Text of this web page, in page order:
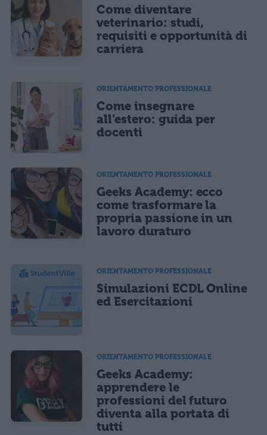
Come diventare
veterinario: studi,
requisiti e opportunità di
carriera
ORIENTAMENTO PROFESSIONALE
Come insegnare
all’estero: guida per
docenti
ORIENTAMENTO PROFESSIONALE
Geeks Academy: ecco
come trasformare la
propria passione in un
lavoro duraturo
ORIENTAMENTO PROFESSIONALE
Simulazioni ECDL Online
ed Esercitazioni
ORIENTAMENTO PROFESSIONALE
Geeks Academy:
apprendere le
professioni del futuro
diventa alla portata di
tutti